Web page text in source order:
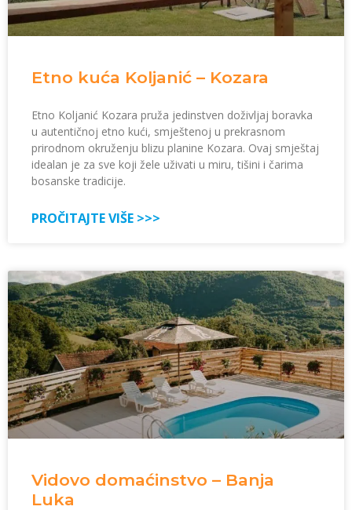
Etno kuća Koljanić – Kozara
Etno Koljanić Kozara pruža jedinstven doživljaj boravka
u autentičnoj etno kući, smještenoj u prekrasnom
prirodnom okruženju blizu planine Kozara. Ovaj smještaj
idealan je za sve koji žele uživati u miru, tišini i čarima
bosanske tradicije.
PROČITAJTE VIŠE >>>
Vidovo domaćinstvo – Banja
Luka